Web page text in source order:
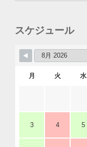
スケジュール
月 火 水
3 4 5